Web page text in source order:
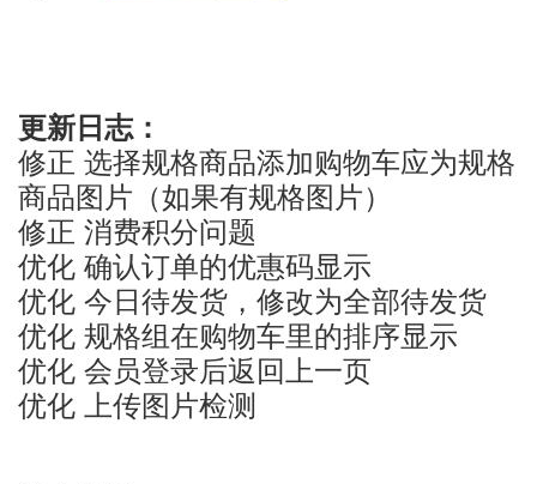
更新日志：
修正 选择规格商品添加购物车应为规格
商品图片（如果有规格图片）
修正 消费积分问题
优化 确认订单的优惠码显示
优化 今日待发货，修改为全部待发货
优化 规格组在购物车里的排序显示
优化 会员登录后返回上一页
优化 上传图片检测